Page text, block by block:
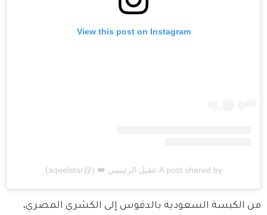
View this post on Instagram
A post shared by عقيل الرئيسي 👑 (@aqeelstar)
من الكبسة السعودية بالدقوس إلى الكشري المصري،